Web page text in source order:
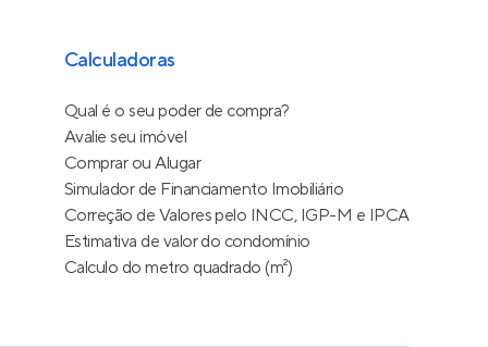
Calculadoras
Qual é o seu poder de compra?
Avalie seu imóvel
Comprar ou Alugar
Simulador de Financiamento Imobiliário
Correção de Valores pelo INCC, IGP-M e IPCA
Estimativa de valor do condomínio
Calculo do metro quadrado (m²)